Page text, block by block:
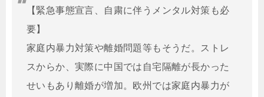
【緊急事態宣言、自粛に伴うメンタル対策も必
要】
家庭内暴力対策や離婚問題等もそうだ。ストレ
スからか、実際に中国では自宅隔離が長かった
せいもあり離婚が増加。欧州では家庭内暴力が